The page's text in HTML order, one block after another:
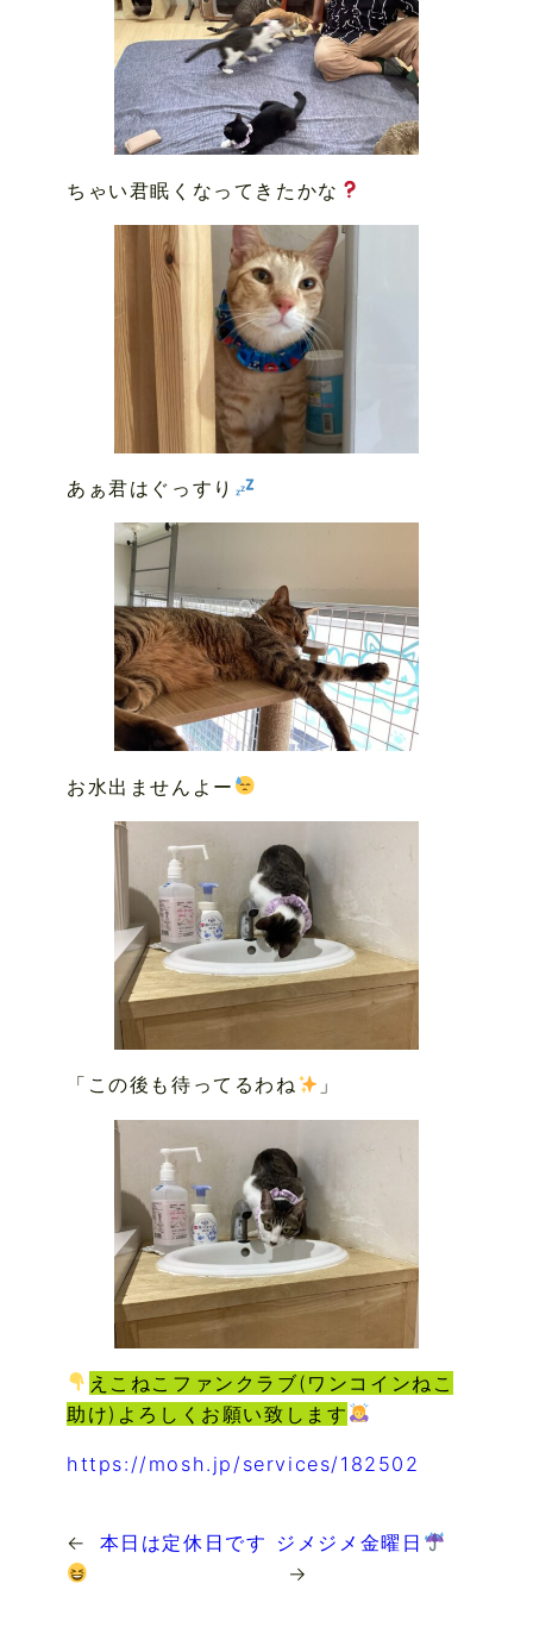
ちゃい君眠くなってきたかな
あぁ君はぐっすり
お水出ませんよー
「この後も待ってるわね 」
えこねこファンクラブ(ワンコインねこ
助け)よろしくお願い致します
https://mosh.jp/services/182502
← 本日は定休日です ジメジメ金曜日
→